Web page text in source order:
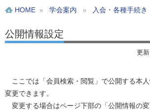
HOME » 学会案内 » 入会・各種手続き
公開情報設定
更
ここでは「会員検索・閲覧」で公開する本人
変更できます。
変更する場合はページ下部の「公開情報の